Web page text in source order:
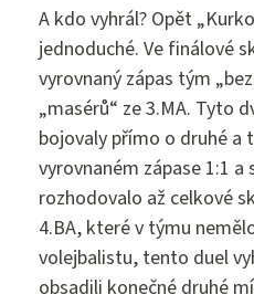
A kdo vyhrál? Opět
jednoduché. Ve finálové
vyrovnaný zápas tým
„masérů“ ze 3.MA. Tyto
bojovaly přímo o druhé a
vyrovnaném zápase 1:1
rozhodovalo až celkové
4.BA, které v týmu
volejbalistu, tento duel
obsadili konečné druhé